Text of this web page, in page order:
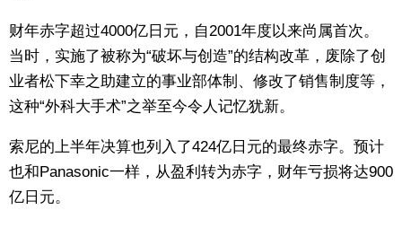
财年赤字超过4000亿日元，自2001年度以来尚属首次。
当时，实施了被称为“破坏与创造”的结构改革，废除了创
业者松下幸之助建立的事业部体制、修改了销售制度等，
这种“外科大手术”之举至今令人记忆犹新。
索尼的上半年决算也列入了424亿日元的最终赤字。预计
也和Panasonic一样，从盈利转为赤字，财年亏损将达900
亿日元。